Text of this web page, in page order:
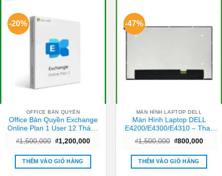
-20%
OFFICE BẢN QUYỀN
Office Bản Quyền Exchange
Online Plan 1 User 12 Tháng
– Hỗ trợ Cài đặt TPHCM
₫1,500,000 Giá
là:
₫1,500,000.
₫1,200,000Giá
tại
₫1,200,000.
THÊM VÀO GIỎ HÀNG
-47%
MÀN HÌNH LAPTOP DELL
Màn Hình Laptop DELL
E4200/E4300/E4310 – Thay
Tại Cửa Hàng Giá Rẻ TPHCM
₫1,500,000 Giá
là:
₫1,500,000.
₫800,000Giá
tại
THÊM VÀO GIỎ HÀNG